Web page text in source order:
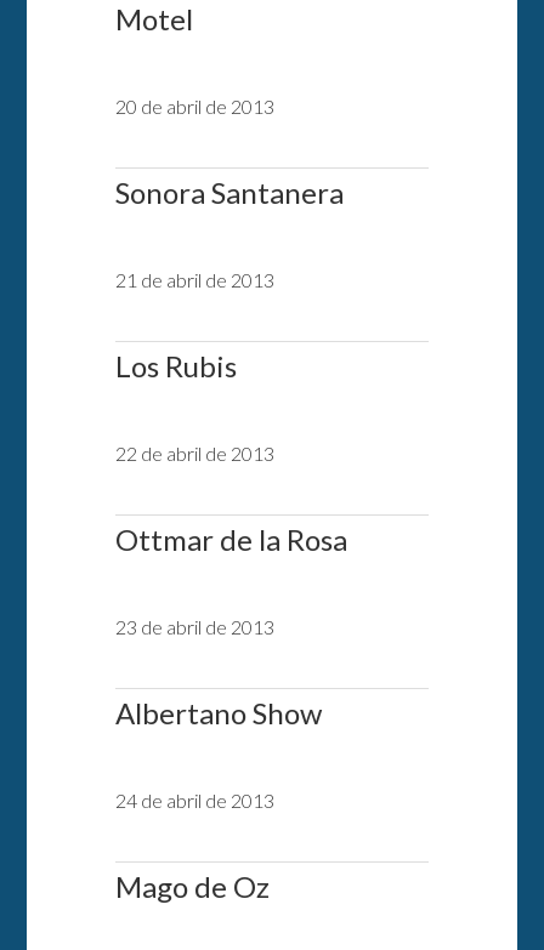
Motel
20 de abril de 2013
Sonora Santanera
21 de abril de 2013
Los Rubis
22 de abril de 2013
Ottmar de la Rosa
23 de abril de 2013
Albertano Show
24 de abril de 2013
Mago de Oz